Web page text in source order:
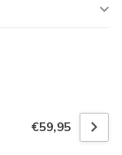
€59,95